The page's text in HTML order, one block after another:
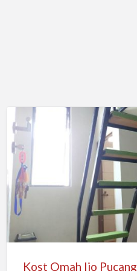
Omah
Ijo
Pucang
Kost Omah Ijo Pucang